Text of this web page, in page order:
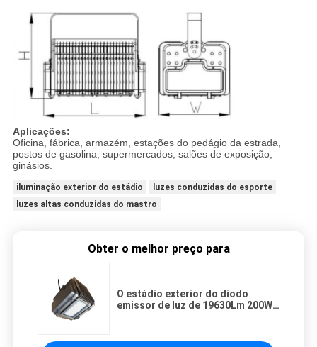
Aplicações:
Oficina, fábrica, armazém, estações do pedágio da estrada,
postos de gasolina, supermercados, salões de exposição,
ginásios.
iluminação exterior do estádio
luzes conduzidas do esporte
luzes altas conduzidas do mastro
Obter o melhor preço para
O estádio exterior do diodo
emissor de luz de 19630Lm 200W